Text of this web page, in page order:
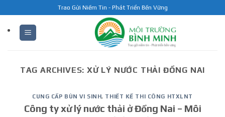
to
content
Trao Gửi Niềm Tin - Phát Triển Bền Vững
TAG ARCHIVES: XỬ LÝ NƯỚC THẢI ĐỒNG NAI
CUNG CẤP BÙN VI SINH, THIẾT KẾ THI CÔNG HTXLNT
Công ty xử lý nước thải ở Đồng Nai – Môi